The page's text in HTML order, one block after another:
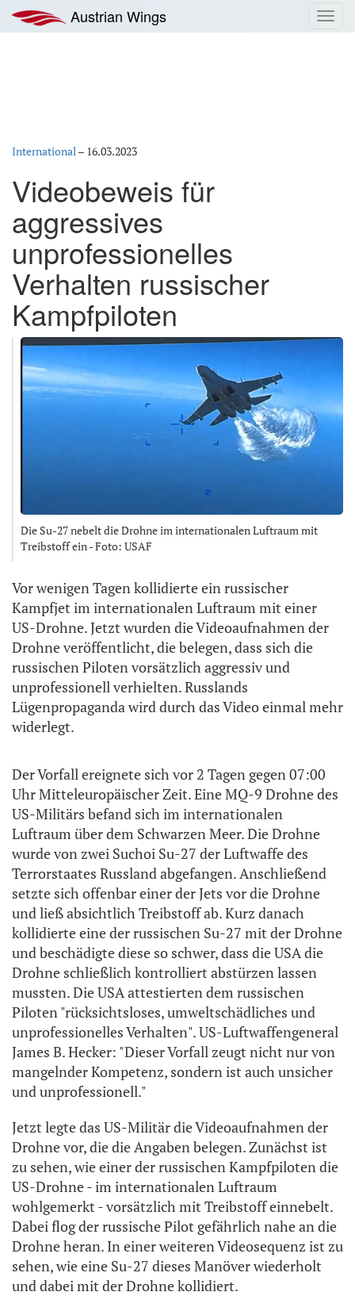
Inhalt
springen
Austrian Wings
International– 16.03.2023
Videobeweis für
aggressives
unprofessionelles
Verhalten russischer
Kampfpiloten
Die Su-27 nebelt die Drohne im internationalen Luftraum mit
Treibstoff ein - Foto: USAF
Vor wenigen Tagen kollidierte ein russischer
Kampfjet im internationalen Luftraum mit einer
US-Drohne. Jetzt wurden die Videoaufnahmen der
Drohne veröffentlicht, die belegen, dass sich die
russischen Piloten vorsätzlich aggressiv und
unprofessionell verhielten. Russlands
Lügenpropaganda wird durch das Video einmal mehr
widerlegt.
Der Vorfall ereignete sich vor 2 Tagen gegen 07:00
Uhr Mitteleuropäischer Zeit. Eine MQ-9 Drohne des
US-Militärs befand sich im internationalen
Luftraum über dem Schwarzen Meer. Die Drohne
wurde von zwei Suchoi Su-27 der Luftwaffe des
Terrorstaates Russland abgefangen. Anschließend
setzte sich offenbar einer der Jets vor die Drohne
und ließ absichtlich Treibstoff ab. Kurz danach
kollidierte eine der russischen Su-27 mit der Drohne
und beschädigte diese so schwer, dass die USA die
Drohne schließlich kontrolliert abstürzen lassen
mussten. Die USA attestierten dem russischen
Piloten "rücksichtsloses, umweltschädliches und
unprofessionelles Verhalten". US-Luftwaffengeneral
James B. Hecker: "Dieser Vorfall zeugt nicht nur von
mangelnder Kompetenz, sondern ist auch unsicher
und unprofessionell."
Jetzt legte das US-Militär die Videoaufnahmen der
Drohne vor, die die Angaben belegen. Zunächst ist
zu sehen, wie einer der russischen Kampfpiloten die
US-Drohne - im internationalen Luftraum
wohlgemerkt - vorsätzlich mit Treibstoff einnebelt.
Dabei flog der russische Pilot gefährlich nahe an die
Drohne heran. In einer weiteren Videosequenz ist zu
sehen, wie eine Su-27 dieses Manöver wiederholt
und dabei mit der Drohne kollidiert.